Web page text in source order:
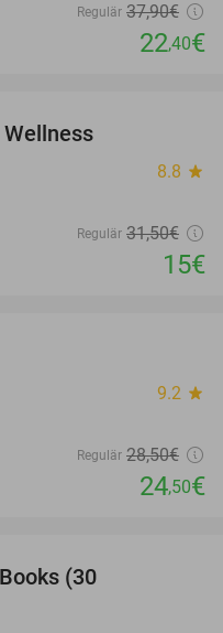
Regulär 37,90€
22,40€
Wellness
8.8 star
Regulär 31,50€
15€
9.2 star
Regulär 28,50€
24,50€
(30